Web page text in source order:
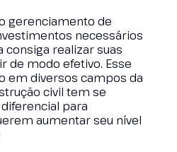
gerenciamento de
necessários
consiga realizar suas
de modo efetivo. Esse
em diversos campos da
civil tem se
para
aumentar seu nível